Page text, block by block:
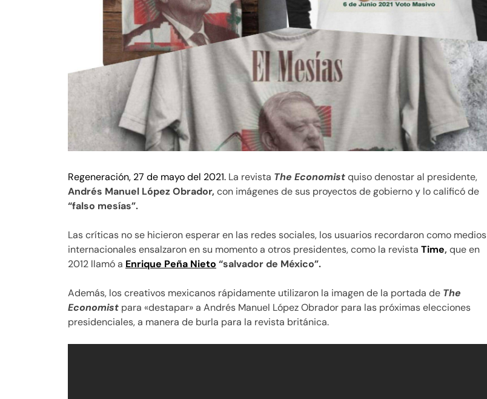
Regeneración, 27 de mayo del 2021. La revista The Economistquiso denostar al presidente,
Andrés Manuel López Obrador, con imágenes de sus proyectos de gobierno y lo calificó de
“falso mesías”.
Las críticas no se hicieron esperar en las redes sociales, los usuarios recordaron como medios
internacionales ensalzaron en su momento a otros presidentes, como la revista Time, que en
2012 llamó a Enrique Peña Nieto “salvador de México”.
Además, los creativos mexicanos rápidamente utilizaron la imagen de la portada de The
Economist para «destapar» a Andrés Manuel López Obrador para las próximas elecciones
presidenciales, a manera de burla para la revista británica.